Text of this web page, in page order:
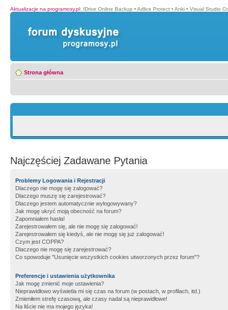
Aktualizacje na programosy.pl: IDrive Online Backup • Adlice Protect • Anki • Visual Studio
Strona główna
Najczęściej Zadawane Pytania
Problemy Logowania i Rejestracji
Dlaczego nie mogę się zalogować?
Dlaczego muszę się zarejestrować?
Dlaczego jestem automatycznie wylogowywany?
Jak mogę ukryć moją obecność na forum?
Zapomniałem hasła!
Zarejestrowałem się, ale nie mogę się zalogować!
Zarejestrowałem się kiedyś, ale nie mogę się już zalogować!
Czym jest COPPA?
Dlaczego nie mogę się zarejestrować?
Co spowoduje "Usunięcie wszystkich cookies utworzonych przez forum"?
Preferencje i ustawienia użytkownika
Jak mogę zmienić moje ustawienia?
Nieprawidłowo wyświetla mi się czas na forum (w postach, w profilach, itd.)
Zmieniłem strefę czasową, ale czasy nadal są nieprawidłowe!
Na liście nie ma mojego języka!